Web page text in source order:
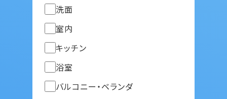
洗面
室内
キッチン
浴室
バルコニー・ベランダ